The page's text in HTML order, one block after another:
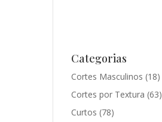
Categorias
Cortes Masculinos (18)
Cortes por Textura (63)
Curtos (78)